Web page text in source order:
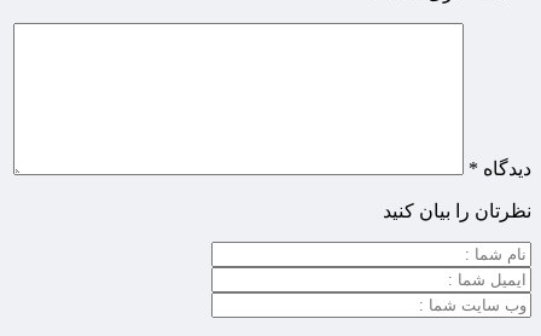
دیدگاه *
نظرتان را بیان کنید